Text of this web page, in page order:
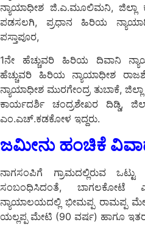
ನ್ಯಾಯಾಧೀಶ ಜಿ.ಎ.ಮೂಲಿಮನಿ, ಜಿಲ್ಲಾ
ಪಡಸಲಗಿ, ಪ್ರಧಾನ ಹಿರಿಯ
ಪಸ್ತಾಪೂರ,
1ನೇ ಹೆಚ್ಚುವರಿ ಹಿರಿಯ ದಿವಾನಿ
ಹೆಚ್ಚುವರಿ ಹಿರಿಯ ನ್ಯಾಯಾಧೀಶ
ನ್ಯಾಯಾಧೀಶ ಮುರಗೇಂದ್ರ ತುಬಾಕೆ,
ಕಾರ್ಯದರ್ಶಿ ಚಂದ್ರಶೇಖರ ದಿಡ್ಡಿ,
ಎಂ.ಎಚ್.ಕಡಕೋಳ ಇದ್ದರು.
ಜಮೀನು ಹಂಚಿಕೆ
ನಾಗಸಂಪಿಗೆ ಗ್ರಾಮದಲ್ಲಿರುವ
ಸಂಬಂಧಿಸಿದಂತೆ, ಬಾಗಲಕೋಟೆ
ನ್ಯಾಯಾಲಯದಲ್ಲಿ ಭೀಮಪ್ಪ ರಾಮಪ್ಪ
ಯಲ್ಲಪ್ಪ ಮೇಟಿ (90 ವರ್ಷ) ಹಾಗೂ